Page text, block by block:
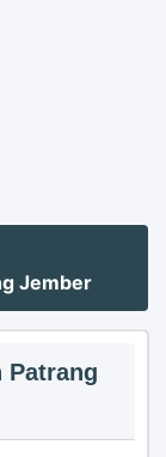
Jember
Patrang